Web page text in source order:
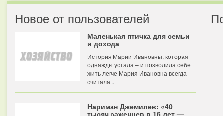
Новое от пользователей
Маленькая птичка для семьи
и дохода
История Марии Ивановны, которая
однажды устала – и позволила себе
жить легче Мария Ивановна всегда
считала...
Нариман Джемилев: «40
тысяч саженцев в 16 лет —